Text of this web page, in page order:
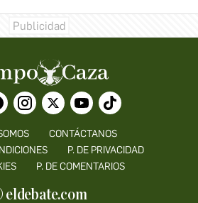
CONTÁCTANOS
P. DE PRIVACIDAD
P. DE COMENTARIOS
eldebate.com